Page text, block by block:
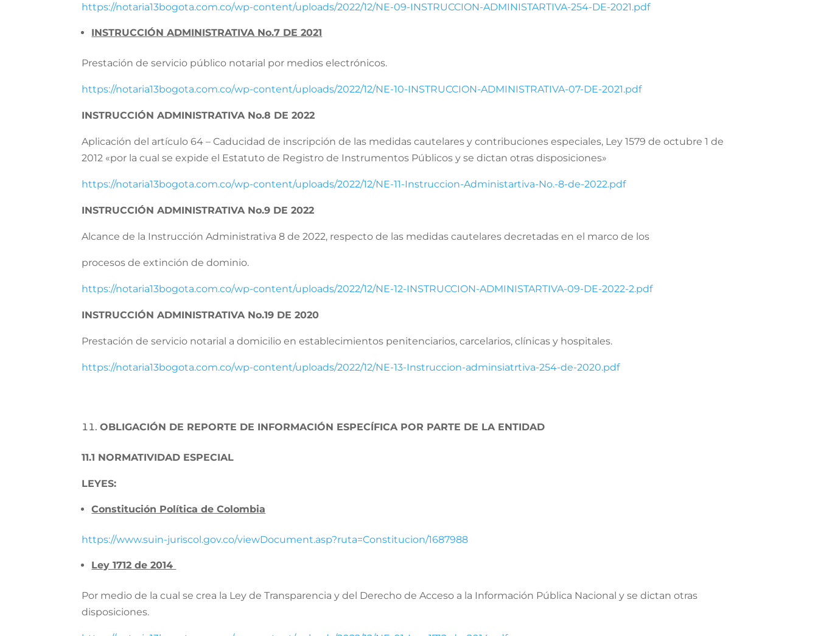
https://notaria13bogota.com.co/wp-content/uploads/2022/12/NE-09-INSTRUCCION-ADMINISTARTIVA-254-DE-2021.pdf
INSTRUCCIÓN ADMINISTRATIVA No.7 DE 2021
Prestación de servicio público notarial por medios electrónicos.
https://notaria13bogota.com.co/wp-content/uploads/2022/12/NE-10-INSTRUCCION-ADMINISTRATIVA-07-DE-2021.pdf
INSTRUCCIÓN ADMINISTRATIVA No.8 DE 2022
Aplicación del artículo 64 – Caducidad de inscripción de las medidas cautelares y contribuciones especiales, Ley 1579 de octubre 1 de
2012 «por la cual se expide el Estatuto de Registro de Instrumentos Públicos y se dictan otras disposiciones»
https://notaria13bogota.com.co/wp-content/uploads/2022/12/NE-11-Instruccion-Administartiva-No.-8-de-2022.pdf
INSTRUCCIÓN ADMINISTRATIVA No.9 DE 2022
Alcance de la Instrucción Administrativa 8 de 2022, respecto de las medidas cautelares decretadas en el marco de los
procesos de extinción de dominio.
https://notaria13bogota.com.co/wp-content/uploads/2022/12/NE-12-INSTRUCCION-ADMINISTARTIVA-09-DE-2022-2.pdf
INSTRUCCIÓN ADMINISTRATIVA No.19 DE 2020
Prestación de servicio notarial a domicilio en establecimientos penitenciarios, carcelarios, clínicas y hospitales.
https://notaria13bogota.com.co/wp-content/uploads/2022/12/NE-13-Instruccion-adminsiatrtiva-254-de-2020.pdf
OBLIGACIÓN DE REPORTE DE INFORMACIÓN ESPECÍFICA POR PARTE DE LA ENTIDAD
11.1 NORMATIVIDAD ESPECIAL
LEYES:
Constitución Política de Colombia
https://www.suin-juriscol.gov.co/viewDocument.asp?ruta=Constitucion/1687988
Ley 1712 de 2014
Por medio de la cual se crea la Ley de Transparencia y del Derecho de Acceso a la Información Pública Nacional y se dictan otras
disposiciones.